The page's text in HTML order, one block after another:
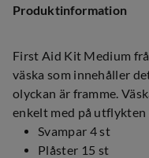
Produktinformation
First Aid Kit Medium
väska som innehåller
olyckan är framme.
enkelt med på utflykten
Svampar 4 st
Plåster 15 st